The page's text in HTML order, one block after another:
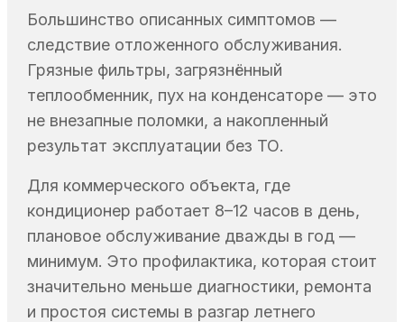
Большинство описанных симптомов —
следствие отложенного обслуживания.
Грязные фильтры, загрязнённый
теплообменник, пух на конденсаторе — это
не внезапные поломки, а накопленный
результат эксплуатации без ТО.
Для коммерческого объекта, где
кондиционер работает 8–12 часов в день,
плановое обслуживание дважды в год —
минимум. Это профилактика, которая стоит
значительно меньше диагностики, ремонта
и простоя системы в разгар летнего